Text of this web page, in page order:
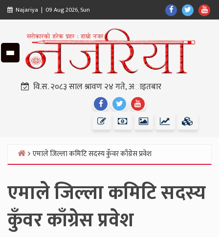
Skip
to
content
Najariya | 09 Aug 2026, Sun
Find
Us
Facebook
Find
Us
Twitter
Us
वि.स. २०८३ साल श्रावण २४ गते, अाइतबार
Find
Us
Facebook
Find
Us
Twitter
Find
Us
Youtube
Home
एमाले जिल्ला कमिटि सदस्य कुँवर काँग्रेस प्रवेश
एमाले जिल्ला कमिटि सदस्य
कुँवर काँग्रेस प्रवेश